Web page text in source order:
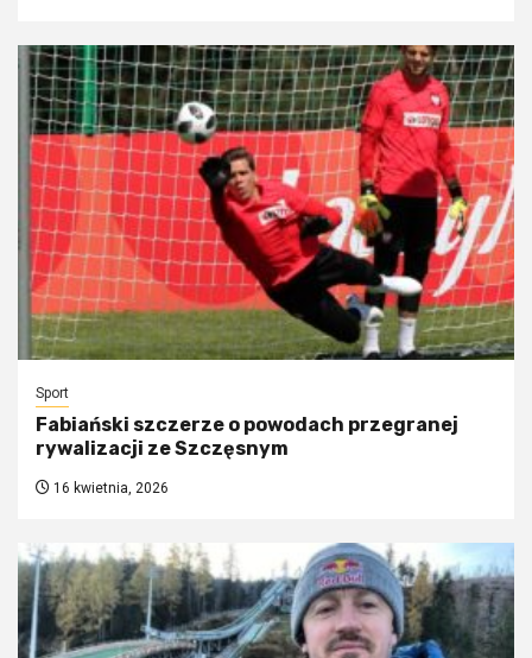
Sport
Fabiański szczerze o powodach przegranej
rywalizacji ze Szczęsnym
16 kwietnia, 2026